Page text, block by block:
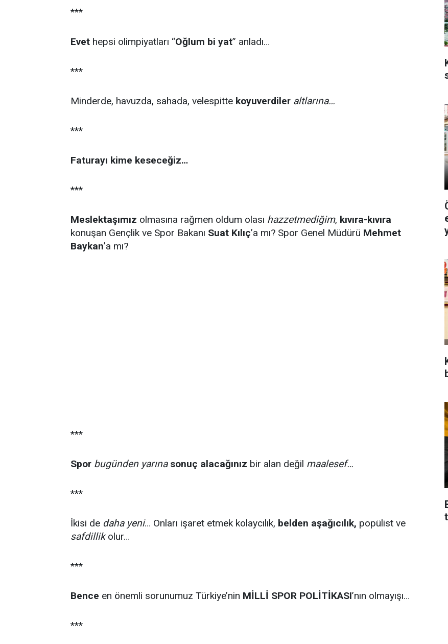
***
Evet hepsi olimpiyatları “Oğlum bi yat” anladı…
***
Minderde, havuzda, sahada, velespitte koyuverdiler altlarına…
***
Faturayı kime keseceğiz…
***
Meslektaşımız olmasına rağmen oldum olası hazzetmediğim, kıvıra-kıvıra
konuşan Gençlik ve Spor Bakanı Suat Kılıç’a mı? Spor Genel Müdürü Mehmet
Baykan’a mı?
***
Spor bugünden yarına sonuç alacağınız bir alan değil maalesef…
***
İkisi de daha yeni… Onları işaret etmek kolaycılık, belden aşağıcılık, popülist ve
safdillikolur…
***
Bence en önemli sorunumuz Türkiye’nin MİLLİ SPOR POLİTİKASI’nın olmayışı…
***